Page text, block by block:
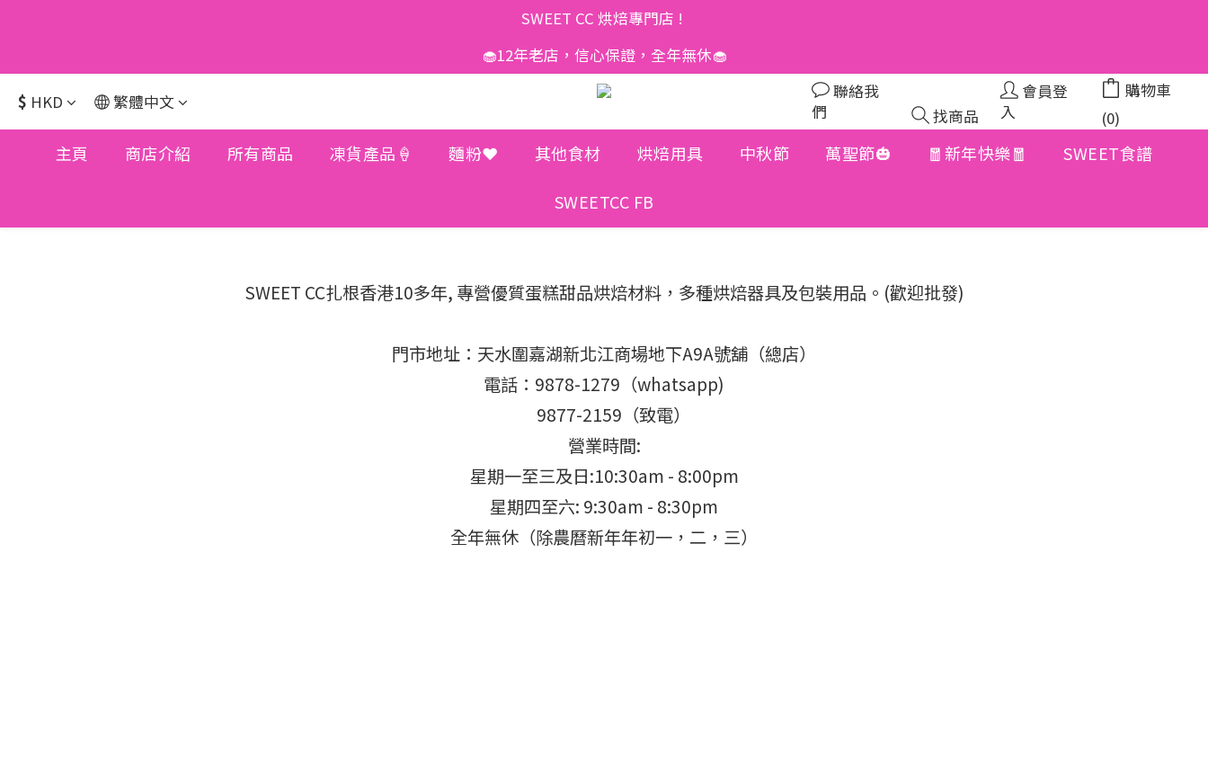
SWEET CC 烘焙專門店 !
🧁12年老店，信心保證，全年無休🧁
$ HKD 繁體中文
聯絡我
們
找商品
會員登
入
購物車
(0)
主頁 商店介紹 所有商品 凍貨產品🍦 麵粉❤️ 其他食材 烘焙用具 中秋節 萬聖節🎃 🧧新年快樂🧧 SWEET食譜
SWEETCC FB
SWEET CC扎根香港10多年, 專營優質蛋糕甜品烘焙材料，多種烘焙器具及包裝用品。(歡迎批發)
門市地址：天水圍嘉湖新北江商場地下A9A號舖（總店）
電話：9878-1279（whatsapp)
9877-2159（致電）
營業時間:
星期一至三及日:10:30am - 8:00pm
星期四至六: 9:30am - 8:30pm
全年無休（除農曆新年年初一，二，三）